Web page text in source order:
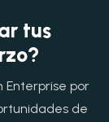
tus
Enterprise por
de